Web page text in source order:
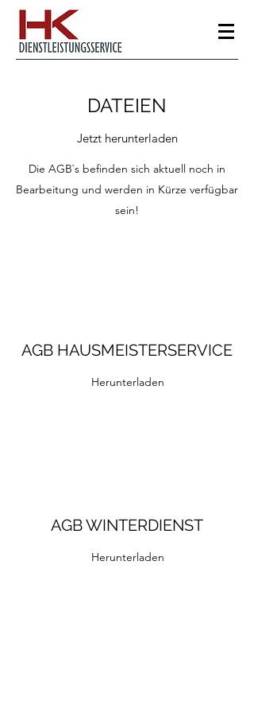
DATEIEN
Jetzt herunterladen
Die AGB`s befinden sich aktuell noch in
Bearbeitung und werden in Kürze verfügbar
sein!
AGB HAUSMEISTERSERVICE
Herunterladen
AGB WINTERDIENST
Herunterladen